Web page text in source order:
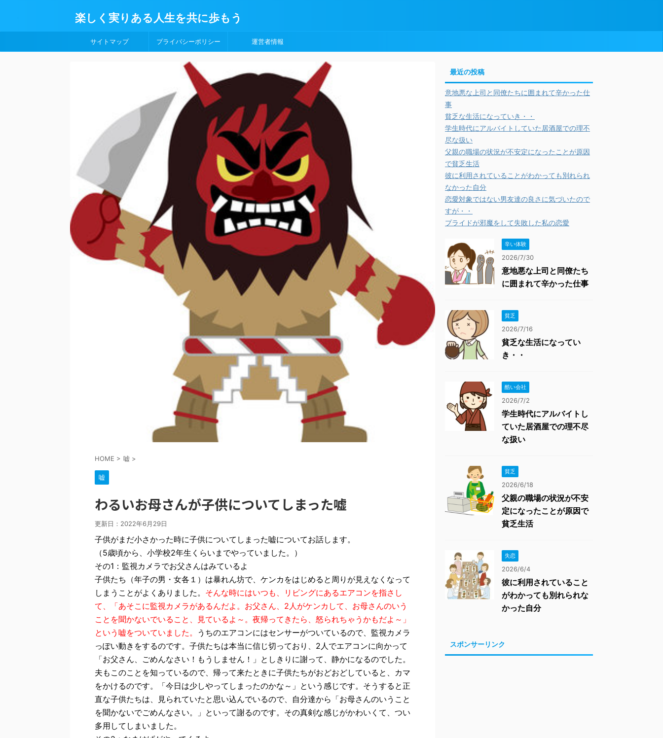
楽しく実りある人生を共に歩もう
サイトマップ プライバシーポリシー 運営者情報
HOME > 嘘 >
嘘
わるいお母さんが子供についてしまった嘘
更新日： 2022年6月29日
子供がまだ小さかった時に子供についてしまった嘘についてお話します。
（5歳頃から、小学校2年生くらいまでやっていました。）
その1：監視カメラでお父さんはみているよ
子供たち（年子の男・女各１）は暴れん坊で、ケンカをはじめると周りが見えなくなって
しまうことがよくありました。 そんな時にはいつも、リビングにあるエアコンを指さし
て、「あそこに監視カメラがあるんだよ。お父さん、2人がケンカして、お母さんのいう
ことを聞かないでいること、見ているよ～。夜帰ってきたら、怒られちゃうかもだよ～」
という嘘をついていました。
うちのエアコンにはセンサーがついているので、監視カメラ
っぽい動きをするのです。子供たちは本当に信じ切っており、2人でエアコンに向かって
「お父さん、ごめんなさい！もうしません！」としきりに謝って、静かになるのでした。
夫もこのことを知っているので、帰って来たときに子供たちがおどおどしていると、カマ
をかけるのです。「今日は少しやってしまったのかな～」という感じです。そうすると正
直な子供たちは、見られていたと思い込んでいるので、自分達から「お母さんのいうこと
を聞かないでごめんなさい。」といって謝るのです。その真剣な感じがかわいくて、つい
多用してしまいました。
最近の投稿
意地悪な上司と同僚たちに囲まれて辛かった仕
事
貧乏な生活になっていき・・
学生時代にアルバイトしていた居酒屋での理不
尽な扱い
父親の職場の状況が不安定になったことが原因
で貧乏生活
彼に利用されていることがわかっても別れられ
なかった自分
恋愛対象ではない男友達の良さに気づいたので
すが・・
プライドが邪魔をして失敗した私の恋愛
辛い体験
2026/7/30
意地悪な上司と同僚たち
に囲まれて辛かった仕事
貧乏
2026/7/16
貧乏な生活になってい
き・・
酷い会社
2026/7/2
学生時代にアルバイトし
ていた居酒屋での理不尽
な扱い
貧乏
2026/6/18
父親の職場の状況が不安
定になったことが原因で
貧乏生活
失恋
2026/6/4
彼に利用されていること
がわかっても別れられな
かった自分
スポンサーリンク